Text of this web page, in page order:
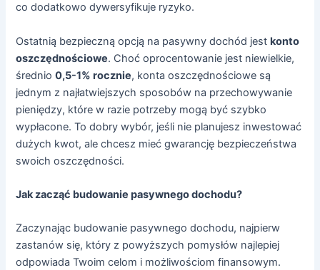
co dodatkowo dywersyfikuje ryzyko.
Ostatnią bezpieczną opcją na pasywny dochód jestkonto
oszczędnościowe. Choć oprocentowanie jest niewielkie,
średnio0,5-1% rocznie, konta oszczędnościowe są
jednym z najłatwiejszych sposobów na przechowywanie
pieniędzy, które w razie potrzeby mogą być szybko
wypłacone. To dobry wybór, jeśli nie planujesz inwestować
dużych kwot, ale chcesz mieć gwarancję bezpieczeństwa
swoich oszczędności.
Jak zacząć budowanie pasywnego dochodu?
Zaczynając budowanie pasywnego dochodu, najpierw
zastanów się, który z powyższych pomysłów najlepiej
odpowiada Twoim celom i możliwościom finansowym.